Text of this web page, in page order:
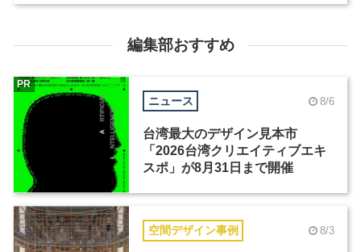
編集部おすすめ
ニュース 8/6
台湾最大のデザイン見本市
「2026台湾クリエイティブエキ
スポ」が8月31日まで開催
PR
空間デザイン事例 8/3